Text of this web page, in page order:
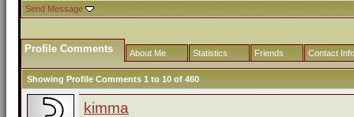
Send Message
Profile Comments About Me Statistics Friends Contact Info
Showing Profile Comments 1 to 10 of 460
kimma